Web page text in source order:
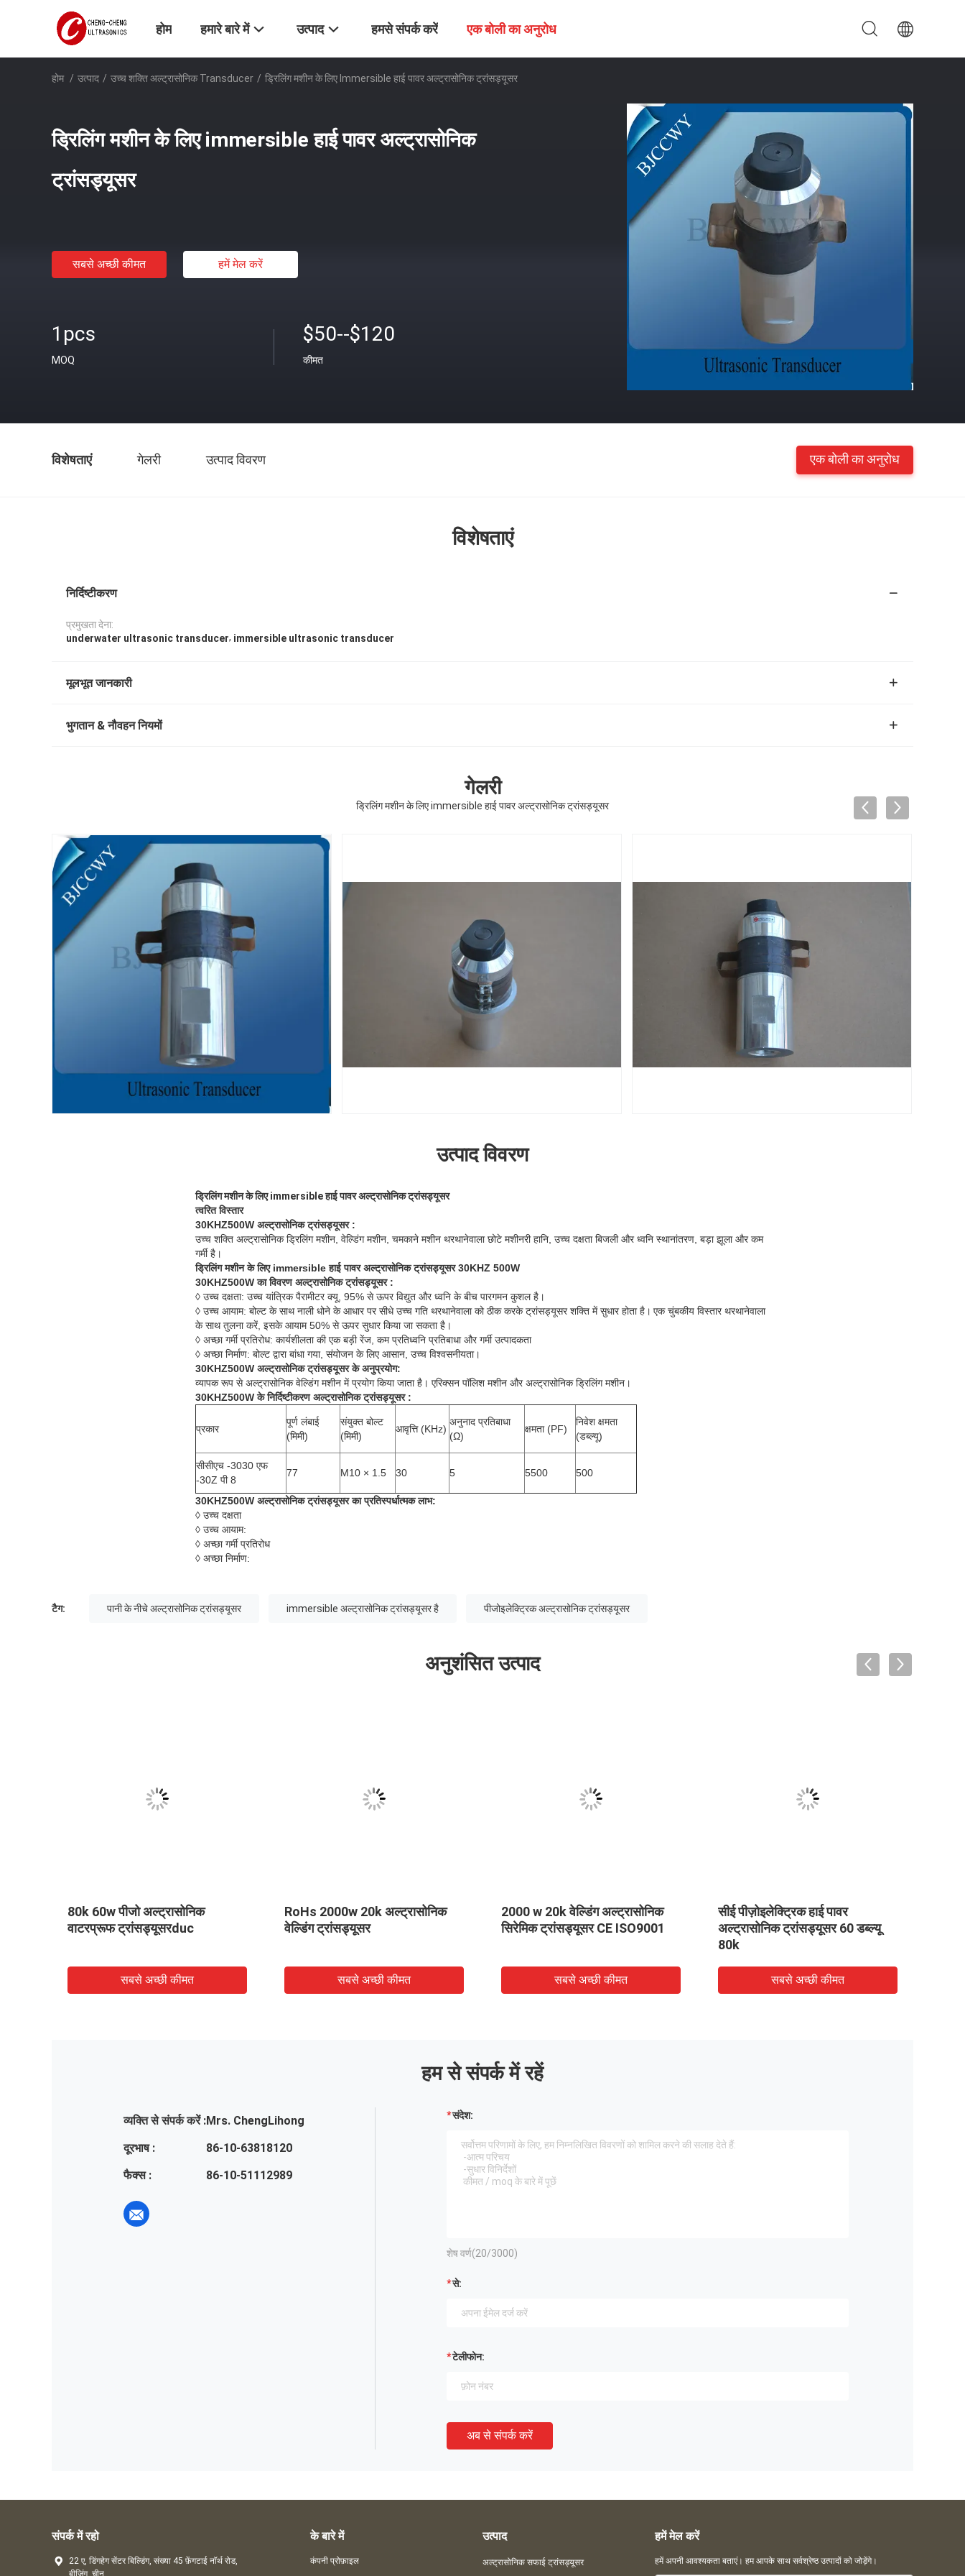
होम हमारे बारे में उत्पाद हमसे संपर्क करें एक बोली का अनुरोध
होम / उत्पाद / उच्च शक्ति अल्ट्रासोनिक Transducer / ड्रिलिंग मशीन के लिए Immersible हाई पावर अल्ट्रासोनिक ट्रांसड्यूसर
ड्रिलिंग मशीन के लिए immersible हाई पावर अल्ट्रासोनिक
ट्रांसड्यूसर
सबसे अच्छी कीमत हमें मेल करें
1pcs
MOQ
$50--$120
कीमत
विशेषताएं गेलरी उत्पाद विवरण एक बोली का अनुरोध
विशेषताएं
निर्दिष्टीकरण
प्रमुखता देना:
underwater ultrasonic transducer, immersible ultrasonic transducer
मूलभूत जानकारी
भुगतान & नौवहन नियमों
गेलरी
ड्रिलिंग मशीन के लिए immersible हाई पावर अल्ट्रासोनिक ट्रांसड्यूसर
उत्पाद विवरण
ड्रिलिंग मशीन के लिए immersible हाई पावर अल्ट्रासोनिक ट्रांसड्यूसर
त्वरित विस्तार
30KHZ500W अल्ट्रासोनिक ट्रांसड्यूसर:
उच्च शक्ति अल्ट्रासोनिक ड्रिलिंग मशीन, वेल्डिंग मशीन, चमकाने मशीन थरथानेवाला छोटे मशीनरी हानि, उच्च दक्षता बिजली और ध्वनि स्थानांतरण, बड़ा झूला और कम
गर्मी है।
ड्रिलिंग मशीन के लिए immersible हाई पावर अल्ट्रासोनिक ट्रांसड्यूसर 30KHZ 500W
30KHZ500W काविवरणअल्ट्रासोनिक ट्रांसड्यूसर:
◊ उच्च दक्षता: उच्च यांत्रिक पैरामीटर क्यू, 95% से ऊपर विद्युत और ध्वनि के बीच पारगमन कुशल है।
◊ उच्च आयाम: बोल्ट के साथ नाली धोने के आधार पर सीधे उच्च गति थरथानेवाला को ठीक करके ट्रांसड्यूसर शक्ति में सुधार होता है। एक चुंबकीय विस्तार थरथानेवाला
के साथ तुलना करें, इसके आयाम 50% से ऊपर सुधार किया जा सकता है।
◊ अच्छा गर्मी प्रतिरोध: कार्यशीलता की एक बड़ी रेंज, कम प्रतिध्वनि प्रतिबाधा और गर्मी उत्पादकता
◊ अच्छा निर्माण: बोल्ट द्वारा बांधा गया, संयोजन के लिए आसान, उच्च विश्वसनीयता।
30KHZ500W अल्ट्रासोनिक ट्रांसड्यूसर केअनुप्रयोग:
व्यापक रूप से अल्ट्रासोनिक वेल्डिंग मशीन में प्रयोग किया जाता है। एरिक्सन पॉलिश मशीन और अल्ट्रासोनिक ड्रिलिंग मशीन।
30KHZ500W केनिर्दिष्टीकरणअल्ट्रासोनिक ट्रांसड्यूसर:
प्रकार
पूर्ण लंबाई
(मिमी)
संयुक्त बोल्ट
(मिमी)
आवृत्ति (KHz)
अनुनाद प्रतिबाधा
(Ω)
क्षमता (PF)
निवेश क्षमता
(डब्ल्यू)
सीसीएच -3030 एफ
-30Z पी 8
77 M10 × 1.5 30 5 5500 500
30KHZ500W अल्ट्रासोनिक ट्रांसड्यूसर काप्रतिस्पर्धात्मक लाभ:
◊ उच्च दक्षता
◊ उच्च आयाम:
◊ अच्छा गर्मी प्रतिरोध
◊ अच्छा निर्माण:
टैग: पानी के नीचे अल्ट्रासोनिक ट्रांसड्यूसर immersible अल्ट्रासोनिक ट्रांसड्यूसर है पीजोइलेक्ट्रिक अल्ट्रासोनिक ट्रांसड्यूसर
अनुशंसित उत्पाद
80k 60w पीजो अल्ट्रासोनिक
वाटरप्रूफ ट्रांसड्यूसरduc
सबसे अच्छी कीमत
RoHs 2000w 20k अल्ट्रासोनिक
वेल्डिंग ट्रांसड्यूसर
सबसे अच्छी कीमत
2000 w 20k वेल्डिंग अल्ट्रासोनिक
सिरेमिक ट्रांसड्यूसर CE ISO9001
सबसे अच्छी कीमत
सीई पीज़ोइलेक्ट्रिक हाई पावर
अल्ट्रासोनिक ट्रांसड्यूसर 60 डब्ल्यू
80k
सबसे अच्छी कीमत
हम से संपर्क में रहें
व्यक्ति से संपर्क करें :Mrs. ChengLihong
दूरभाष :
86-10-63818120
फैक्स :
86-10-51112989
संदेश:
शेष वर्ण(20/3000)
से:
टेलीफोन:
अब से संपर्क करें
संपर्क में रहो
22 ए, डिंगहेग सेंटर बिल्डिंग, संख्या 45 फ़ेंगटाई नॉर्थ रोड,
बीजिंग, चीन
के बारे में
कंपनी प्रोफ़ाइल
उत्पाद
अल्ट्रासोनिक सफाई ट्रांसड्यूसर
हमें मेल करें
हमें अपनी आवश्यकता बताएं। हम आपके साथ सर्वश्रेष्ठ उत्पादों को जोड़ेंगे।